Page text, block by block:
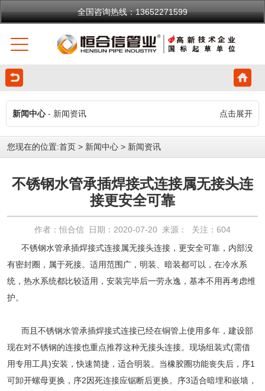
全国咨询热线：13652271599
新闻中心- 新闻资讯 点击展开
您现在的位置:首页 > 新闻中心 > 新闻资讯
不锈钢水管承插焊接式连接属无接头连
接更安全可靠
作者：恒合信 日期：2020-07-20 来源： 关注： 604
不锈钢水管承插焊接式连接属无接头连接，更安全可靠，内部没
有密封圈，属于死接。适用范围广，明装、暗装都可以，在冷水系
统，热水系统都比较适用，安装完毕后一劳永逸，基本不用再考虑维
护。
而且 不锈钢水管承插焊接式连接已经在铜管上使用多年，建设部
现在对不锈钢的连接也重点推荐这种无接头连接。现场组装式(需借
用专用工具)安装，快速简捷，适合明装。当橡胶圈功能丧失后，序1
可卸开螺母更换，序2因死连接应锯断后更换。序3适合暗埋和嵌墙，